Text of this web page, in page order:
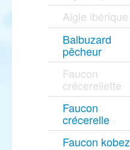
Aigle ibérique
Balbuzard
pêcheur
Faucon
crécerellette
Faucon
crécerelle
Faucon kobez